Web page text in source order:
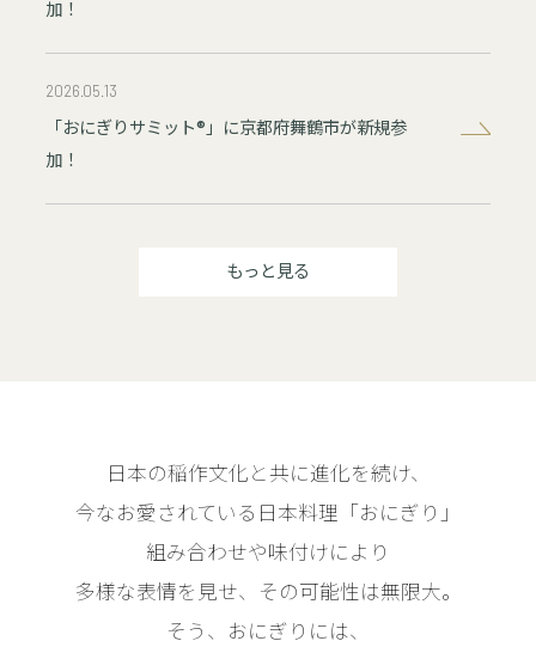
加！
2026.05.13
「おにぎりサミット®」に京都府舞鶴市が新規参
加！
もっと見る
日本の稲作文化と共に進化を続け、
今なお愛されている日本料理「おにぎり」
組み合わせや味付けにより
多様な表情を見せ、その可能性は無限大。
そう、おにぎりには、